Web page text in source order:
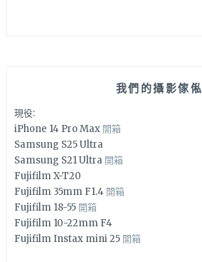
我們的攝影傢俬
現役:
iPhone 14 Pro Max 開箱
Samsung S25 Ultra
Samsung S21 Ultra 開箱
Fujifilm X-T20
Fujifilm 35mm F1.4 開箱
Fujifilm 18-55 開箱
Fujifilm 10-22mm F4
Fujifilm Instax mini 25 開箱